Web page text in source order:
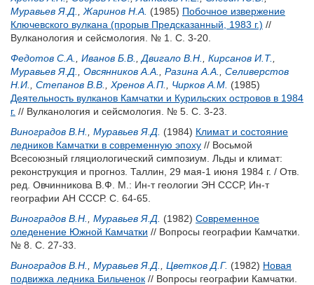
Муравьев Я.Д.
Жаринов Н.А. (1985) Побочное извержение
Ключевского вулкана (прорыв Предсказанный, 1983 г.) //
Вулканология и сейсмология. № 1. С. 3-20.
Федотов С.А.
Иванов Б.В. Двигало В.Н. Кирсанов И.Т.
Муравьев Я.Д.
Овсянников А.А. Разина А.А.
Селиверстов
Н.И.
Степанов В.В. Хренов А.П. Чирков А.М. (1985)
Деятельность вулканов Камчатки и Курильских островов в 1984
г. // Вулканология и сейсмология. № 5. С. 3-23.
Виноградов В.Н.
Муравьев Я.Д. (1984) Климат и состояние
ледников Камчатки в современную эпоху // Восьмой
Всесоюзный гляциологический симпозиум. Льды и климат:
реконструкция и прогноз. Таллин, 29 мая-1 июня 1984 г. / Отв.
ред. Овчинникова В.Ф.
М.: Ин-т геологии ЭН СССР, Ин-т
географии АН СССР. С. 64-65.
Виноградов В.Н.
Муравьев Я.Д. (1982) Современное
оледенение Южной Камчатки // Вопросы географии Камчатки.
№ 8. С. 27-33.
Виноградов В.Н.
Муравьев Я.Д. Цветков Д.Г. (1982) Новая
подвижка ледника Бильченок // Вопросы географии Камчатки.